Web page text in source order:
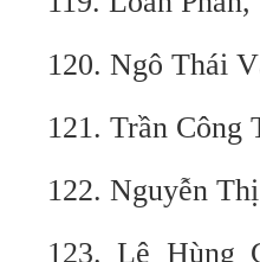
120. Ngô Thái
121. Trần Công
122. Nguyễn
123. Lê Hùng